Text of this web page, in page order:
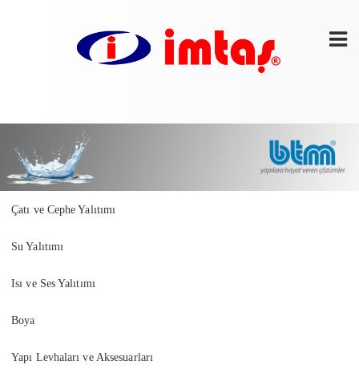
Çatı ve Cephe Yalıtımı
Su Yalıtımı
Isı ve Ses Yalıtımı
Boya
Yapı Levhaları ve Aksesuarları